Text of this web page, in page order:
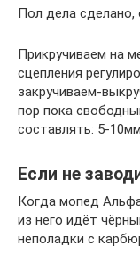
Пол дела сделано,
Прикручиваем на
сцепления
закручиваем-
пор пока
составлять: 5-
Если не
Когда мопед
из него идёт
неполадки с